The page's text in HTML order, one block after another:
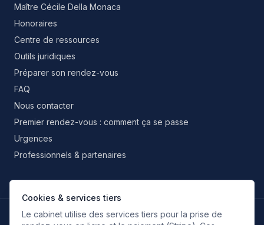
Cookies & services tiers
Le cabinet utilise des services tiers pour la prise de
Maître Cécile Della Monaca
Honoraires
Centre de ressources
Outils juridiques
Préparer son rendez-vous
FAQ
Nous contacter
Premier rendez-vous : comment ça se passe
Urgences
Professionnels & partenaires
LANGUES DE TRAVAIL